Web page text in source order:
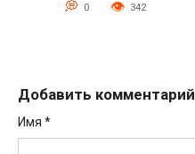
0 342
Добавить комментарий
Имя *